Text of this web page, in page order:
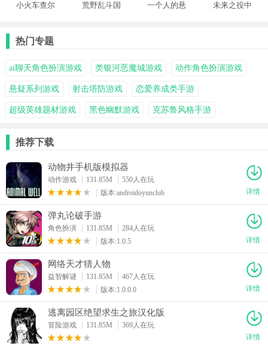
小火车查尔
荒野乱斗国
一个人的悬
未来之役中
热门专题
ai聊天角色扮演游戏 类银河恶魔城游戏 动作角色扮演游戏
悬疑系列游戏 射击塔防游戏 恋爱养成类手游
超级英雄题材游戏 黑色幽默游戏 克苏鲁风格手游
推荐下载
动物井手机版模拟器
动作游戏 131.85M
550人在玩
版本:androidoyunclub
详情
弹丸论破手游
角色扮演 131.85M
284人在玩
版本:1.0.5
详情
网络天才猜人物
益智解谜 131.85M
467人在玩
版本:1.0.0.0
详情
逃离园区绝望求生之旅汉化版
冒险游戏 131.85M
369人在玩
详情